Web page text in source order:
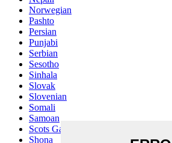
Norwegian
Pashto
Persian
Punjabi
Serbian
Sesotho
Sinhala
Slovak
Slovenian
Somali
Samoan
Scots Gaelic
Shona